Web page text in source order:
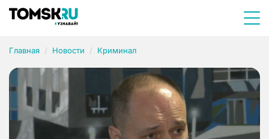
Главная Новости Криминал